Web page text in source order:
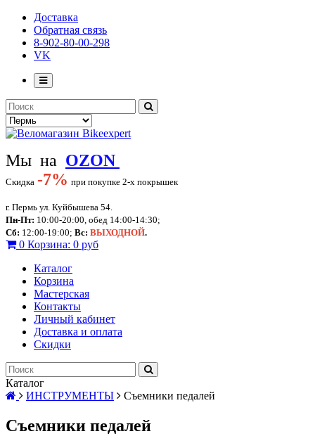
Доставка
Обратная связь
8-902-80-00-298
VK
Мы на OZON
Скидка -7% при покупке 2-х покрышек
г. Пермь ул. Куйбышева 54.
Пн-Пт: 10:00-20:00, обед 14:00-14:30;
Сб: 12:00-19:00; Вс: ВЫХОДНОЙ.
0 Корзина: 0 руб
Каталог
Корзина
Мастерская
Контакты
Личный кабинет
Доставка и оплата
Скидки
Каталог
ИНСТРУМЕНТЫ
Съемники педалей
Съемники педалей